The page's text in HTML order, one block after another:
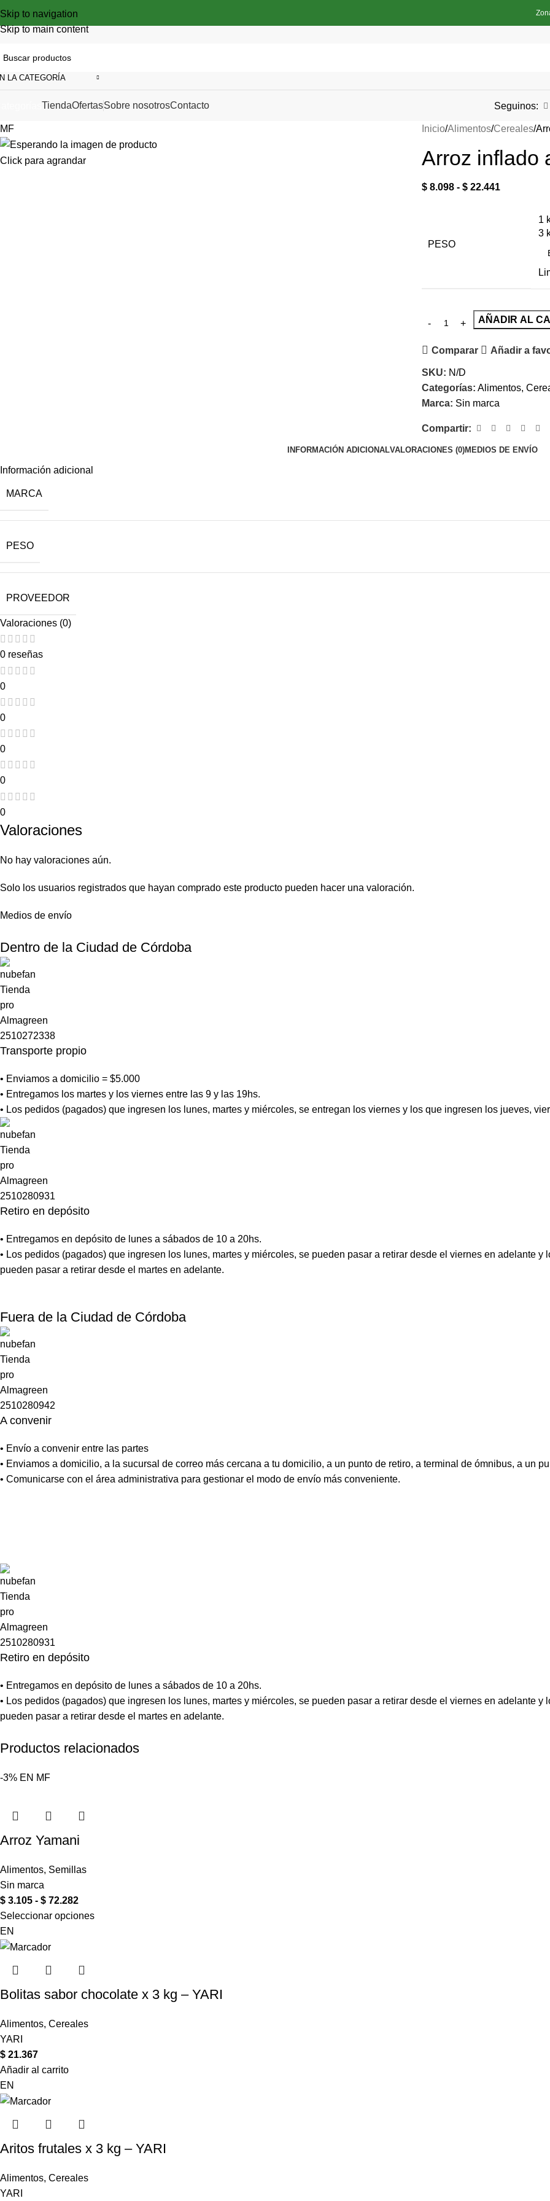
Skip to navigation
Skip to main content
LA CATEGORÍA
TiendaOfertasSobre nosotrosContacto Seguinos:
MF
Click para agrandar
Inicio Alimentos Cereales
Arroz inflado
$ 8.098 - $ 22.441
PESO
1
3
AÑADIR AL
Comparar Añadir a
SKU: N/D
Categorías: Alimentos,
Marca: Sin marca
Compartir:
INFORMACIÓN ADICIONALVALORACIONES (0)MEDIOS DE ENVÍO
Información adicional
MARCA
PESO
PROVEEDOR
Valoraciones (0)
0 reseñas
0
0
0
0
0
Valoraciones
No hay valoraciones aún.
Solo los usuarios registrados que hayan comprado este producto pueden hacer una valoración.
Medios de envío
Dentro de la Ciudad de Córdoba
Transporte propio
• Enviamos a domicilio = $5.000
• Entregamos los martes y los viernes entre las 9 y las 19hs.
• Los pedidos (pagados) que ingresen los lunes, martes y miércoles, se entregan los viernes y los que ingresen los jueves,
Retiro en depósito
• Entregamos en depósito de lunes a sábados de 10 a 20hs.
• Los pedidos (pagados) que ingresen los lunes, martes y miércoles, se pueden pasar a retirar desde el viernes en adelante
pueden pasar a retirar desde el martes en adelante.
Fuera de la Ciudad de Córdoba
A convenir
• Envío a convenir entre las partes
• Enviamos a domicilio, a la sucursal de correo más cercana a tu domicilio, a un punto de retiro, a terminal de ómnibus, a un
• Comunicarse con el área administrativa para gestionar el modo de envío más conveniente.
Retiro en depósito
• Entregamos en depósito de lunes a sábados de 10 a 20hs.
• Los pedidos (pagados) que ingresen los lunes, martes y miércoles, se pueden pasar a retirar desde el viernes en adelante
pueden pasar a retirar desde el martes en adelante.
Productos relacionados
-3% EN MF
Arroz Yamani
Alimentos, Semillas
Sin marca
$ 3.105 - $ 72.282
Seleccionar opciones
EN
Bolitas sabor chocolate x 3 kg – YARI
Alimentos, Cereales
YARI
$ 21.367
Añadir al carrito
EN
Aritos frutales x 3 kg – YARI
Alimentos, Cereales
YARI